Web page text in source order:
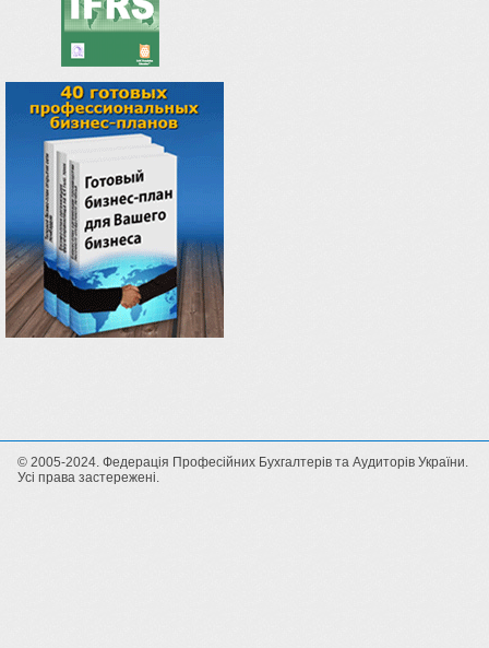
© 2005-2024. Федерація Професійних Бухгалтерів та Аудиторів України.
Усі права застережені.